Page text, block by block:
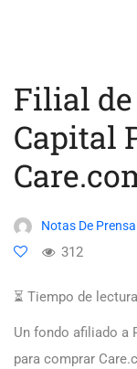
Filial
Capital
Notas De Prensa
312
⏳ Tiempo de
Un fondo afiliado a
para comprar